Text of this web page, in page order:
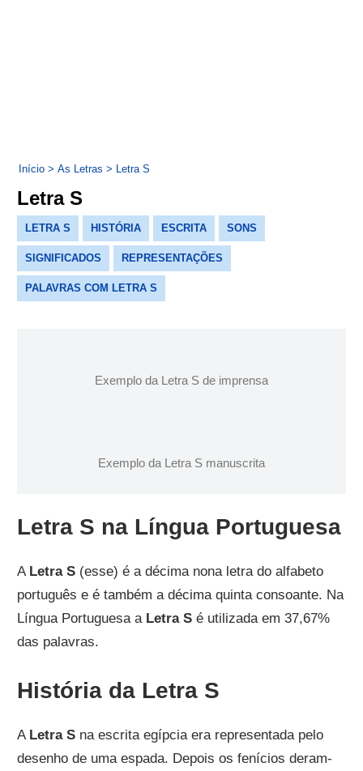
Início > As Letras > Letra S
Letra S
LETRA S HISTÓRIA ESCRITA SONS
SIGNIFICADOS REPRESENTAÇÕES
PALAVRAS COM LETRA S
Exemplo da Letra S de imprensa
Exemplo da Letra S manuscrita
Letra S na Língua Portuguesa
A Letra S (esse) é a décima nona letra do alfabeto
português e é também a décima quinta consoante. Na
Língua Portuguesa a Letra S é utilizada em 37,67%
das palavras.
História da Letra S
A Letra S na escrita egípcia era representada pelo
desenho de uma espada. Depois os fenícios deram-